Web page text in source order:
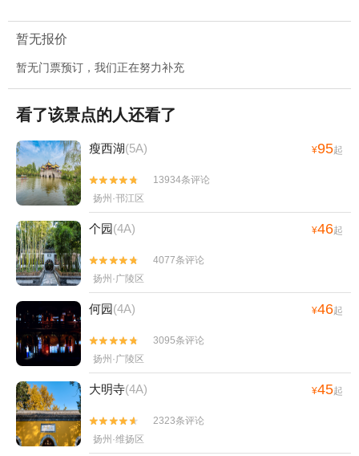
暂无报价
暂无门票预订，我们正在努力补充
看了该景点的人还看了
瘦西湖(5A) ¥95起


13934条评论
扬州·邗江区
个园(4A) ¥46起


4077条评论
扬州·广陵区
何园(4A) ¥46起


3095条评论
扬州·广陵区
大明寺(4A) ¥45起


2323条评论
扬州·维扬区